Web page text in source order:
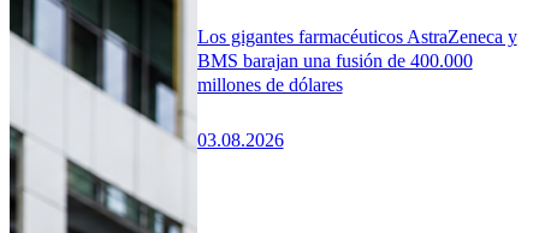
Los gigantes farmacéuticos AstraZeneca y
BMS barajan una fusión de 400.000
millones de dólares
03.08.2026